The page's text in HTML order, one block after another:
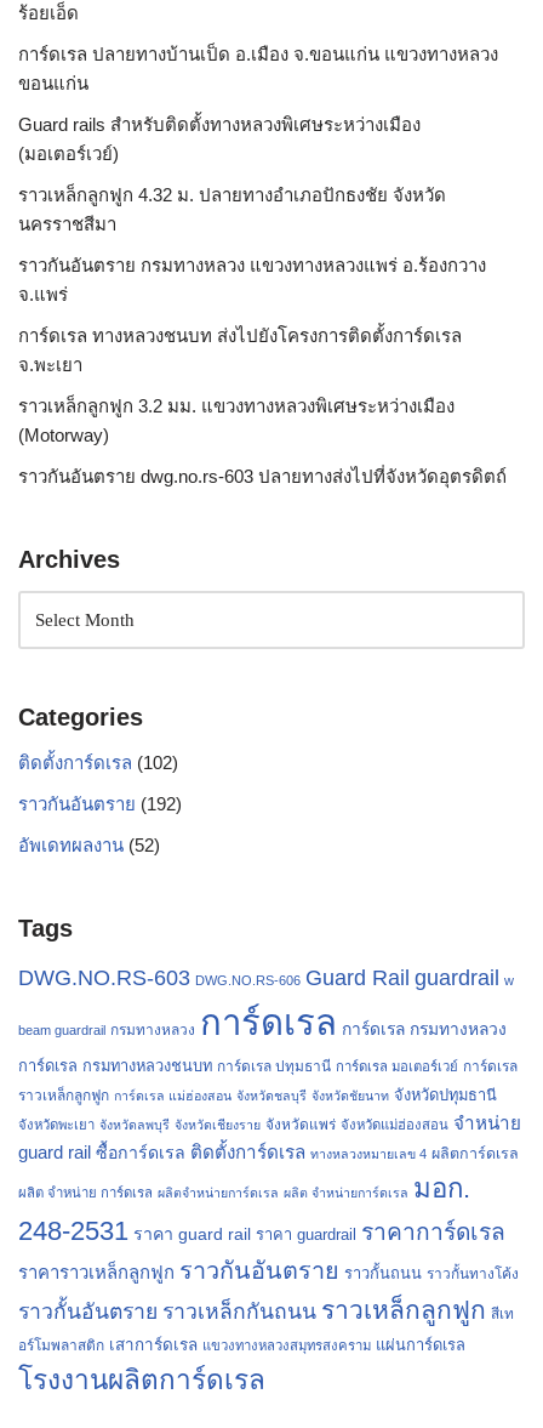
ร้อยเอ็ด
การ์ดเรล ปลายทางบ้านเป็ด อ.เมือง จ.ขอนแก่น แขวงทางหลวง
ขอนแก่น
Guard rails สำหรับติดตั้งทางหลวงพิเศษระหว่างเมือง
(มอเตอร์เวย์)
ราวเหล็กลูกฟูก 4.32 ม. ปลายทางอำเภอปักธงชัย จังหวัด
นครราชสีมา
ราวกันอันตราย กรมทางหลวง แขวงทางหลวงแพร่ อ.ร้องกวาง
จ.แพร่
การ์ดเรล ทางหลวงชนบท ส่งไปยังโครงการติดตั้งการ์ดเรล
จ.พะเยา
ราวเหล็กลูกฟูก 3.2 มม. แขวงทางหลวงพิเศษระหว่างเมือง
(Motorway)
ราวกันอันตราย dwg.no.rs-603 ปลายทางส่งไปที่จังหวัดอุตรดิตถ์
Archives
Categories
ติดตั้งการ์ดเรล (102)
ราวกันอันตราย (192)
อัพเดทผลงาน (52)
Tags
DWG.NO.RS-603 DWG.NO.RS-606 Guard Rail guardrail w
beam guardrail กรมทางหลวง การ์ดเรล การ์ดเรล กรมทางหลวง
การ์ดเรล กรมทางหลวงชนบท การ์ดเรล ปทุมธานี การ์ดเรล มอเตอร์เวย์ การ์ดเรล
ราวเหล็กลูกฟูก การ์ดเรล แม่ฮ่องสอน จังหวัดชลบุรี จังหวัดชัยนาท จังหวัดปทุมธานี
จังหวัดพะเยา จังหวัดลพบุรี จังหวัดเชียงราย จังหวัดแพร่ จังหวัดแม่ฮ่องสอน จำหน่าย
guard rail ซื้อการ์ดเรล ติดตั้งการ์ดเรล ทางหลวงหมายเลข 4 ผลิตการ์ดเรล
ผลิต จำหน่าย การ์ดเรล ผลิตจำหน่ายการ์ดเรล ผลิต จำหน่ายการ์ดเรล มอก.
248-2531 ราคา guard rail ราคา guardrail ราคาการ์ดเรล
ราคาราวเหล็กลูกฟูก ราวกันอันตราย ราวกั้นถนน ราวกั้นทางโค้ง
ราวกั้นอันตราย ราวเหล็กกันถนน ราวเหล็กลูกฟูก สีเท
อร์โมพลาสติก เสาการ์ดเรล แขวงทางหลวงสมุทรสงคราม แผ่นการ์ดเรล
โรงงานผลิตการ์ดเรล